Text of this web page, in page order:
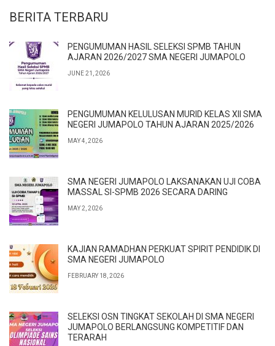
BERITA TERBARU
PENGUMUMAN HASIL SELEKSI SPMB TAHUN
AJARAN 2026/2027 SMA NEGERI JUMAPOLO
JUNE 21, 2026
PENGUMUMAN KELULUSAN MURID KELAS XII SMA
NEGERI JUMAPOLO TAHUN AJARAN 2025/2026
MAY 4, 2026
SMA NEGERI JUMAPOLO LAKSANAKAN UJI COBA
MASSAL SI-SPMB 2026 SECARA DARING
MAY 2, 2026
KAJIAN RAMADHAN PERKUAT SPIRIT PENDIDIK DI
SMA NEGERI JUMAPOLO
FEBRUARY 18, 2026
SELEKSI OSN TINGKAT SEKOLAH DI SMA NEGERI
JUMAPOLO BERLANGSUNG KOMPETITIF DAN
TERARAH